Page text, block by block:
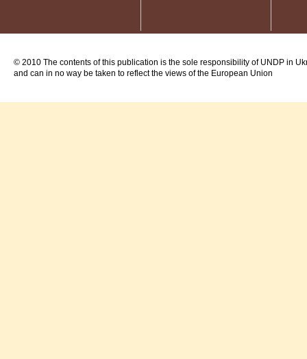
© 2010 The contents of this publication is the sole responsibility of UNDP in
and can in no way be taken to reflect the views of the European Union